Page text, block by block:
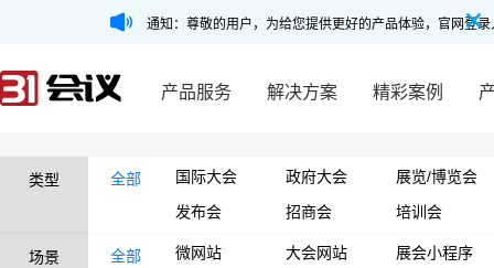
通知：尊敬的用户，为给您提供更好的产品体验，官网登
产品服务 解决方案 精彩案例
类型 全部 国际大会 政府大会
展览/博览会
发布会
招商会 培训会
场景 全部 微网站 大会网站
展会小程序